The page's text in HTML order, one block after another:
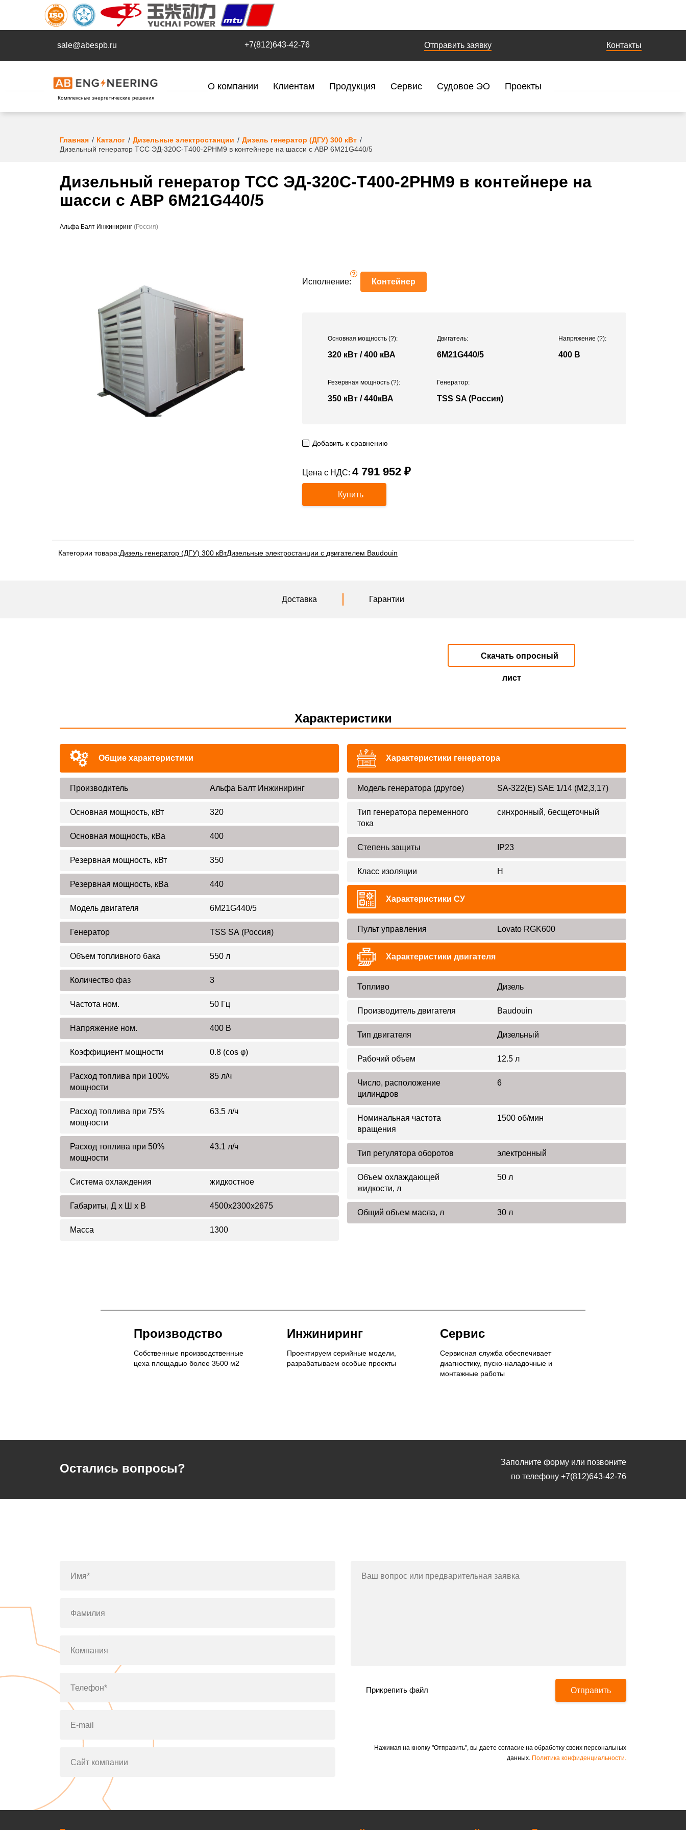
sale@abespb.ru +7(812)643-42-76 Отправить заявку Контакты
Комплексные энергетические решения
О компании Клиентам Продукция Сервис Судовое ЭО Проекты
Главная Каталог Дизельные электростанции
Дизель генератор (ДГУ) 300 кВт
Дизельный генератор ТСС ЭД-320С-Т400-2РНМ9 в контейнере на шасси с АВР 6M21G440/5
Дизельный генератор ТСС ЭД-320С-Т400-2РНМ9 в контейнере на
шасси с АВР 6M21G440/5
Альфа Балт Инжиниринг (Россия)
Исполнение:
?
Контейнер
Основная мощность (?):
320 кВт / 400 кВА
Двигатель:
6M21G440/5
Напряжение(?):
400 В
Резервная мощность (?):
350 кВт / 440кВА
Генератор:
TSS SA (Россия)
Добавить к сравнению
Цена с НДС: 4 791 952 ₽
Купить
Категории товара:Дизель генератор (ДГУ) 300 кВтДизельные электростанции с двигателем Baudouin
Доставка Гарантии
Скачать опросный
лист
Характеристики
Общие характеристики
Производитель Альфа Балт Инжиниринг
Основная мощность, кВт 320
Основная мощность, кВа 400
Резервная мощность, кВт 350
Резервная мощность, кВа 440
Модель двигателя 6M21G440/5
Генератор TSS SA (Россия)
Объем топливного бака 550 л
Количество фаз 3
Частота ном. 50 Гц
Напряжение ном. 400 В
Коэффициент мощности 0.8 (cos φ)
Расход топлива при 100%
мощности
85 л/ч
Расход топлива при 75%
мощности
63.5 л/ч
Расход топлива при 50%
мощности
43.1 л/ч
Система охлаждения жидкостное
Габариты, Д x Ш x В 4500x2300x2675
Масса 1300
Характеристики генератора
Модель генератора (другое) SA-322(E) SAE 1/14 (М2,3,17)
Тип генератора переменного
тока
синхронный, бесщеточный
Степень защиты IP23
Класс изоляции H
Характеристики СУ
Пульт управления Lovato RGK600
Характеристики двигателя
Топливо Дизель
Производитель двигателя Baudouin
Тип двигателя Дизельный
Рабочий объем 12.5 л
Число, расположение
цилиндров
6
Номинальная частота
вращения
1500 об/мин
Тип регулятора оборотов электронный
Объем охлаждающей
жидкости, л
50 л
Общий объем масла, л 30 л
Производство
Собственные производственные
цеха площадью более 3500 м2
Инжиниринг
Проектируем серийные модели,
разрабатываем особые проекты
Сервис
Сервисная служба обеспечивает
диагностику, пуско-наладочные и
монтажные работы
Остались вопросы?
Заполните форму или позвоните
по телефону +7(812)643-42-76
Имя*
Фамилия
Компания
Телефон*
E-mail
Сайт компании
Ваш вопрос или предварительная заявка
Прикрепить файл Отправить
Нажимая на кнопку "Отправить", вы даете согласие на обработку своих персональных
данных. Политика конфиденциальности.